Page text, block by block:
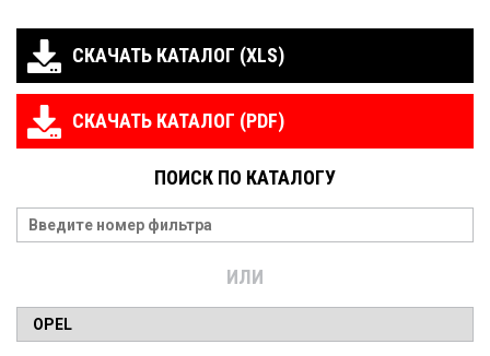
СКАЧАТЬ КАТАЛОГ (XLS)
СКАЧАТЬ КАТАЛОГ (PDF)
ПОИСК ПО КАТАЛОГУ
ИЛИ